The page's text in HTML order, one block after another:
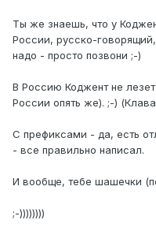
Ты же знаешь, что у
России, русско-
надо - просто позвони ;-)
В Россию Коджент не
России опять же). ;-)
С префиксами - да, есть
- все правильно написал.
И вообще, тебе шашечки
;-))))))))